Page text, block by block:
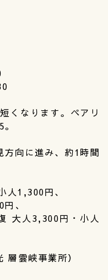
くなります。ペアリ
向に進み、約1時間
人1,300円、
、
大人3,300円・小人
雲峡事業所）